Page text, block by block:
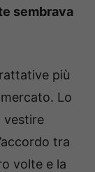
sembrava
più
Lo
vestire
tra
volte e la